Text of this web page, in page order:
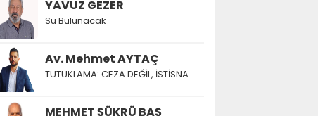
YAVUZ GEZER
Su Bulunacak
Av. Mehmet AYTAÇ
TUTUKLAMA: CEZA DEĞİL, İSTİSNA
MEHMET ŞÜKRÜ BAŞ